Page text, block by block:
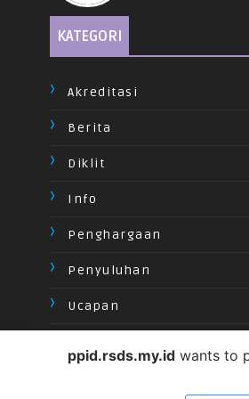
KATEGORI
Akreditasi
Berita
Diklit
Info
Penghargaan
Penyuluhan
Ucapan
ppid.rsds.my.id wants to